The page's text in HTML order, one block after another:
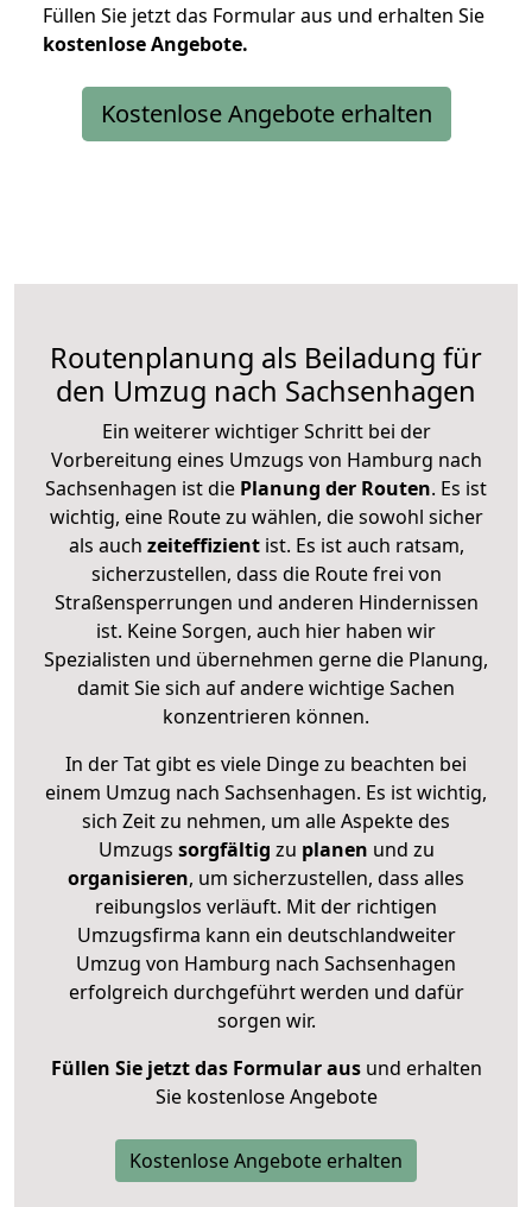
Füllen Sie jetzt das Formular aus und erhalten Sie
kostenloseAngebote.
Kostenlose Angebote erhalten
Routenplanung als Beiladung für
den Umzug nach Sachsenhagen
Ein weiterer wichtiger Schritt bei der
Vorbereitung eines Umzugs von Hamburg nach
Sachsenhagen ist die Planung der Routen. Es ist
wichtig, eine Route zu wählen, die sowohl sicher
als auch zeiteffizientist. Es ist auch ratsam,
sicherzustellen, dass die Route frei von
Straßensperrungen und anderen Hindernissen
ist. Keine Sorgen, auch hier haben wir
Spezialisten und übernehmen gerne die Planung,
damit Sie sich auf andere wichtige Sachen
konzentrieren können.
In der Tat gibt es viele Dinge zu beachten bei
einem Umzug nach Sachsenhagen. Es ist wichtig,
sich Zeit zu nehmen, um alle Aspekte des
Umzugs sorgfältig zu planen und zu
organisieren, um sicherzustellen, dass alles
reibungslos verläuft. Mit der richtigen
Umzugsfirma kann ein deutschlandweiter
Umzug von Hamburg nach Sachsenhagen
erfolgreich durchgeführt werden und dafür
sorgen wir.
Füllen Sie jetzt das Formular ausund erhalten
Sie kostenlose Angebote
Kostenlose Angebote erhalten